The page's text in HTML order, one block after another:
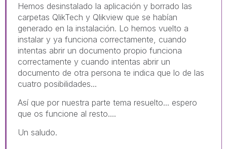
Hemos desinstalado la aplicación y borrado las
carpetas QlikTech y Qlikview que se habían
generado en la instalación. Lo hemos vuelto a
instalar y ya funciona correctamente, cuando
intentas abrir un documento propio funciona
correctamente y cuando intentas abrir un
documento de otra persona te indica que lo de las
cuatro posibilidades...
Así que por nuestra parte tema resuelto... espero
que os funcione al resto....
Un saludo.